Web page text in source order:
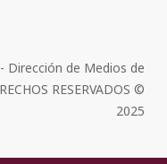
Dirección de Medios de
RESERVADOS ©
2025